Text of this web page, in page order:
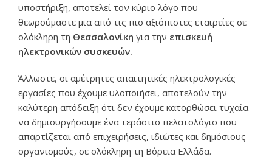
υποστήριξη, αποτελεί τον κύριο λόγο που
θεωρούμαστε μια από τις πιο αξιόπιστες εταιρείες σε
ολόκληρη τη Θεσσαλονίκη για την επισκευή
ηλεκτρονικών συσκευών.
Άλλωστε, οι αμέτρητες απαιτητικές ηλεκτρολογικές
εργασίες που έχουμε υλοποιήσει, αποτελούν την
καλύτερη απόδειξη ότι δεν έχουμε κατορθώσει τυχαία
να δημιουργήσουμε ένα τεράστιο πελατολόγιο που
απαρτίζεται από επιχειρήσεις, ιδιώτες και δημόσιους
οργανισμούς, σε ολόκληρη τη Βόρεια Ελλάδα.